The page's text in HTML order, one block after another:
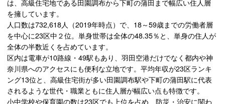
は、高級住宅地である田園調布から下町の蒲田まで幅広い住人層
を擁しています。
人口数は732,618人（2019年時点）で、18～59歳までの労働者層
を中心に23区中２位。単身世帯は全体の48.35％と、単身の住人が
全体の半数近くを占めています。
区内は電車が10路線・49駅もあり、羽田空港だけでなく都内や神
奈川県へのアクセスにも便利な立地です。平均年収が23区ランキ
ング13位と、高級住宅街が多い田園調布駅や下町の蒲田駅に代表
されるような世代・職業ともに住人層が幅広い点も特徴です。
小中学校や保育園の数は23区でも上位を占め、防災・治安に関わ